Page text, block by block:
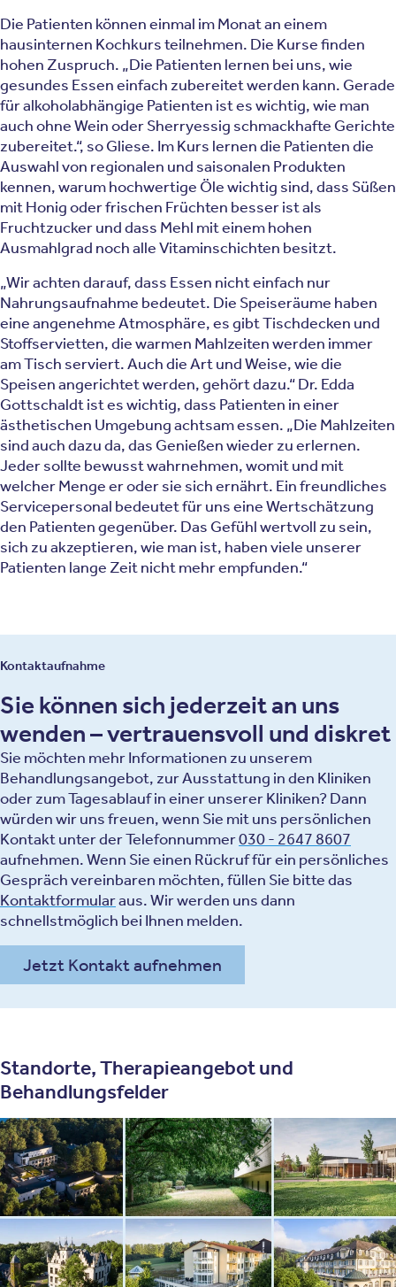
Die Patienten können einmal im Monat an einem
hausinternen Kochkurs teilnehmen. Die Kurse finden
hohen Zuspruch. „Die Patienten lernen bei uns, wie
gesundes Essen einfach zubereitet werden kann. Gerade
für alkoholabhängige Patienten ist es wichtig, wie man
auch ohne Wein oder Sherryessig schmackhafte Gerichte
zubereitet.“, so Gliese. Im Kurs lernen die Patienten die
Auswahl von regionalen und saisonalen Produkten
kennen, warum hochwertige Öle wichtig sind, dass Süßen
mit Honig oder frischen Früchten besser ist als
Fruchtzucker und dass Mehl mit einem hohen
Ausmahlgrad noch alle Vitaminschichten besitzt.
„Wir achten darauf, dass Essen nicht einfach nur
Nahrungsaufnahme bedeutet. Die Speiseräume haben
eine angenehme Atmosphäre, es gibt Tischdecken und
Stoffservietten, die warmen Mahlzeiten werden immer
am Tisch serviert. Auch die Art und Weise, wie die
Speisen angerichtet werden, gehört dazu.“ Dr. Edda
Gottschaldt ist es wichtig, dass Patienten in einer
ästhetischen Umgebung achtsam essen. „Die Mahlzeiten
sind auch dazu da, das Genießen wieder zu erlernen.
Jeder sollte bewusst wahrnehmen, womit und mit
welcher Menge er oder sie sich ernährt. Ein freundliches
Servicepersonal bedeutet für uns eine Wertschätzung
den Patienten gegenüber. Das Gefühl wertvoll zu sein,
sich zu akzeptieren, wie man ist, haben viele unserer
Patienten lange Zeit nicht mehr empfunden.“
Kontaktaufnahme
Sie können sich jederzeit an uns
wenden – vertrauensvoll und diskret
Sie möchten mehr Informationen zu unserem
Behandlungsangebot, zur Ausstattung in den Kliniken
oder zum Tagesablauf in einer unserer Kliniken? Dann
würden wir uns freuen, wenn Sie mit uns persönlichen
Kontakt unter der Telefonnummer030 - 2647 8607
aufnehmen. Wenn Sie einen Rückruf für ein persönliches
Gespräch vereinbaren möchten, füllen Sie bitte das
Kontaktformularaus. Wir werden uns dann
schnellstmöglich bei Ihnen melden.
Jetzt Kontakt aufnehmen
Standorte, Therapieangebot und
Behandlungsfelder